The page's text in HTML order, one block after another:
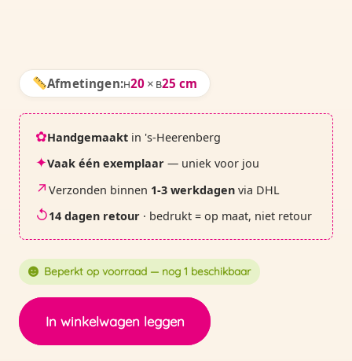
€ 14,95.€ 12,50.
Afmetingen:H20 × B25 cm
✿Handgemaakt in 's-Heerenberg
✦Vaak één exemplaar — uniek voor jou
↗ Verzonden binnen 1-3 werkdagen via DHL
↺14 dagen retour · bedrukt = op maat, niet retour
Beperkt op voorraad — nog 1 beschikbaar
Etui
|
dierentuin
In winkelwagen leggen